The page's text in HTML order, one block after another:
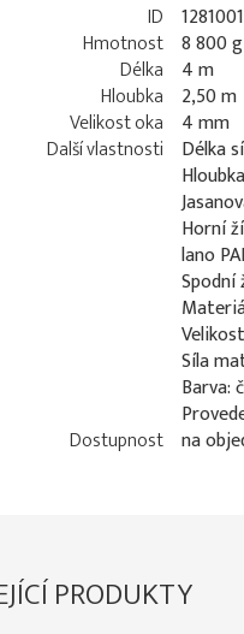
ID 1281001
Hmotnost 8 800 g
Délka
4 m
Hloubka
2,50 m
Velikost oka
4 mm
Další vlastnosti
Délka
Horní
lano
Síla
Barva:
Dostupnost na
PRODUKTY